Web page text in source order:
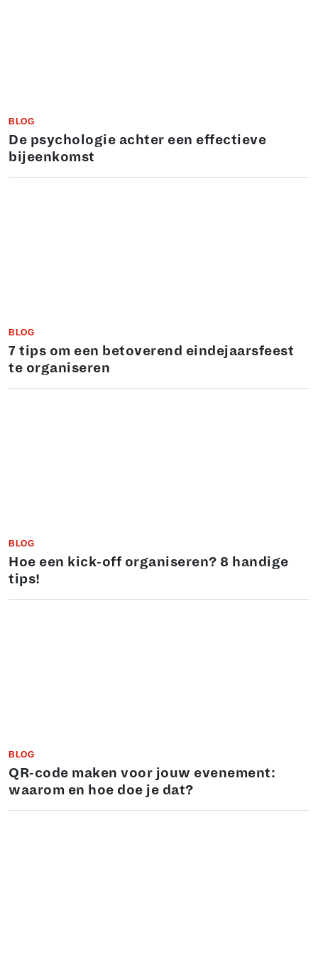
BLOG
De psychologie achter een effectieve
bijeenkomst
BLOG
7 tips om een betoverend eindejaarsfeest
te organiseren
BLOG
Hoe een kick-off organiseren? 8 handige
tips!
BLOG
QR-code maken voor jouw evenement:
waarom en hoe doe je dat?